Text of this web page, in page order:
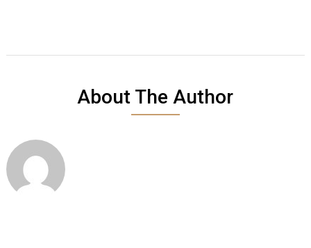
About The Author